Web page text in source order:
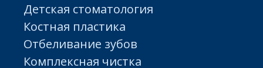
Детская стоматология
Костная пластика
Отбеливание зубов
Комплексная чистка